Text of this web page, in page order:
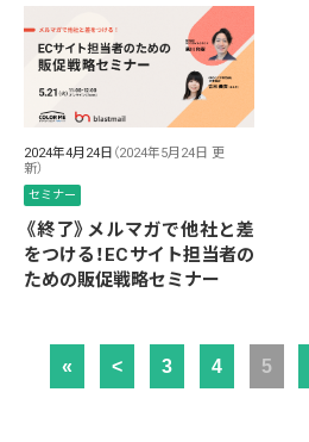
2024年4月24日 （2024年5月24日 更
新）
セミナー
《終了》メルマガで他社と差
をつける！ECサイト担当者の
ための販促戦略セミナー
« < 3 4 5